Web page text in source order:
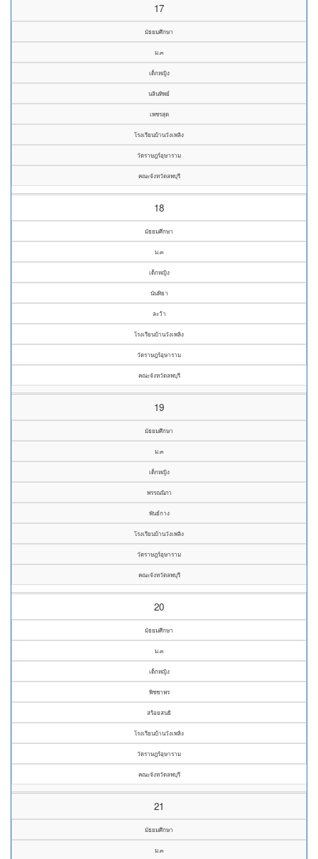
17
มัธยมศึกษา
ม.๓
เด็กหญิง
นลินทิพย์
เพชรสุด
โรงเรียนบ้านวังเพลิง
วัดราษฎร์อุษาราม
คณะจังหวัดลพบุรี
18
มัธยมศึกษา
ม.๓
เด็กหญิง
นันทิยา
ละว้า
โรงเรียนบ้านวังเพลิง
วัดราษฎร์อุษาราม
คณะจังหวัดลพบุรี
19
มัธยมศึกษา
ม.๓
เด็กหญิง
พรรณนิภา
พันธ์กาง
โรงเรียนบ้านวังเพลิง
วัดราษฎร์อุษาราม
คณะจังหวัดลพบุรี
20
มัธยมศึกษา
ม.๓
เด็กหญิง
พิชชาพร
สร้อยสนธิ
โรงเรียนบ้านวังเพลิง
วัดราษฎร์อุษาราม
คณะจังหวัดลพบุรี
21
มัธยมศึกษา
ม.๓